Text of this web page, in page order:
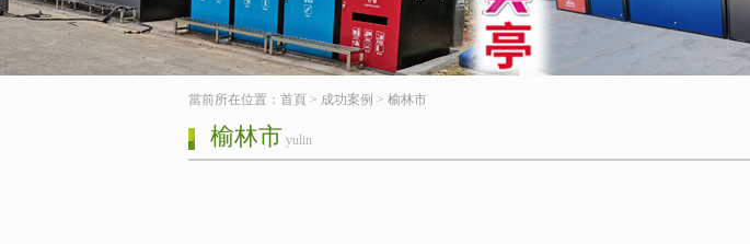
當前所在位置： 首頁 > 成功案例 > 榆林市
榆林市 yulin